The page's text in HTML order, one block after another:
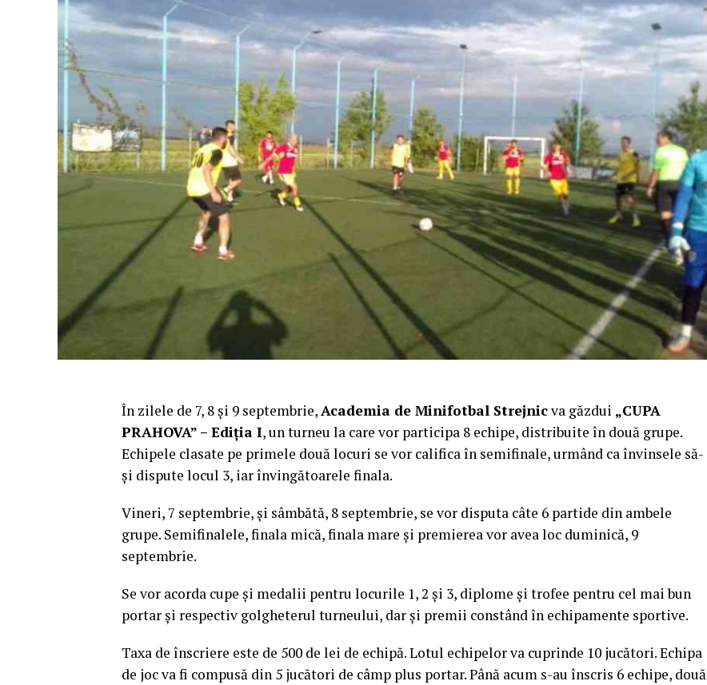
În zilele de 7, 8 şi 9 septembrie,Academia de Minifotbal Strejnicva găzdui „CUPA
PRAHOVA” – Ediţia I, un turneu la care vor participa 8 echipe, distribuite în două grupe.
Echipele clasate pe primele două locuri se vor califica în semifinale, urmând ca învinsele să-
şi dispute locul 3, iar învingătoarele finala.
Vineri, 7 septembrie, şi sâmbătă, 8 septembrie, se vor disputa câte 6 partide din ambele
grupe. Semifinalele, finala mică, finala mare şi premierea vor avea loc duminică, 9
septembrie.
Se vor acorda cupe şi medalii pentru locurile 1, 2 şi 3, diplome şi trofee pentru cel mai bun
portar şi respectiv golgheterul turneului, dar şi premii constând în echipamente sportive.
Taxa de înscriere este de 500 de lei de echipă. Lotul echipelor va cuprinde 10 jucători. Echipa
de joc va fi compusă din 5 jucători de câmp plus portar. Până acum s-au înscris 6 echipe, două